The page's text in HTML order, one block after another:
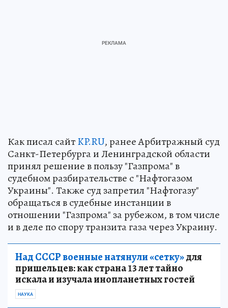
Как писал сайтKP.RU, ранее Арбитражный суд
Санкт-Петербурга и Ленинградской области
принял решение в пользу "Газпрома" в
судебном разбирательстве с "Нафтогазом
Украины". Также суд запретил "Нафтогазу"
обращаться в судебные инстанции в
отношении "Газпрома" за рубежом, в том числе
и в деле по спору транзита газа через Украину.
Над СССР военные натянули «сетку»для
пришельцев: как страна 13 лет тайно
искала и изучала инопланетных гостей
НАУКА